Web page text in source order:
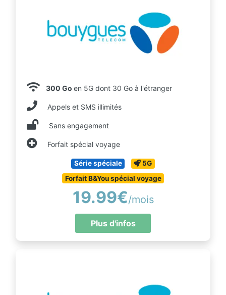
300 Go en 5G dont 30 Go à l'étranger
Appels et SMS illimités
Sans engagement
Forfait spécial voyage
Série spéciale
5G
Forfait B&You spécial voyage
19.99€/mois
Plus d'infos